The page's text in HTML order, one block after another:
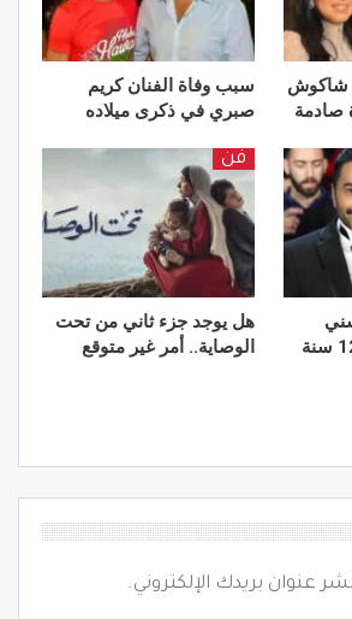
شاكوش
صادمة
سبب وفاة الفنان كريم
صبري في ذكرى ميلاده
بسمة بوسيل.. بعد 12 سنة
فن
هل يوجد جزء ثاني من تحت
الوصاية.. أمر غير متوقع
عنوان بريدك الإلكتروني.